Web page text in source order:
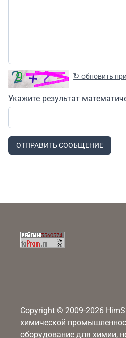
↻ обновить
Укажите результат
ОТПРАВИТЬ СООБЩЕНИЕ
Copyright © 2009-2026
химической
оборудование для химии,